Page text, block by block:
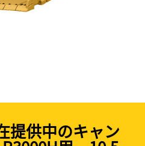
提供中のキャン